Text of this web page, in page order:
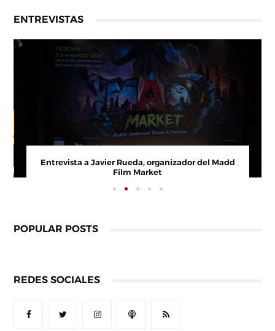
ENTREVISTAS
Entrevista a Javier Rueda, organizador del Madd
Film Market
POPULAR POSTS
REDES SOCIALES